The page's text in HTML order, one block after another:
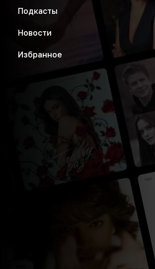
Подкасты
Новости
Избранное